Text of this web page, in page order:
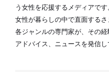
う女性を応援するメディアです
女性が暮らしの中で直面するさ
各ジャンルの専門家が、その
アドバイス、ニュースを発信し